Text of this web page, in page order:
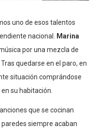
uno de esos talentos
nacional.
Marina
por una mezcla de
quedarse en el paro, en
situación comprándose
su habitación.
que se cocinan
siempre acaban